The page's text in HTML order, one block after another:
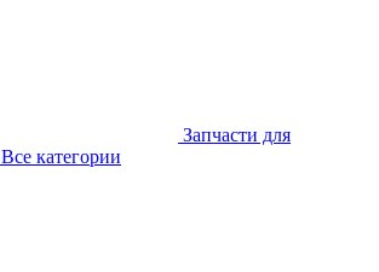
Запчасти для
Все категории